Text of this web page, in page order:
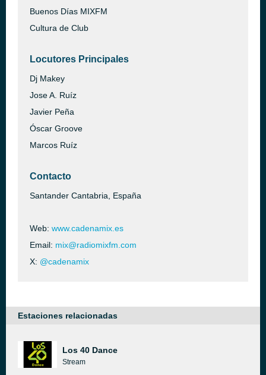
Buenos Días MIXFM
Cultura de Club
Locutores Principales
Dj Makey
Jose A. Ruíz
Javier Peña
Óscar Groove
Marcos Ruíz
Contacto
Santander Cantabria, España
Web: www.cadenamix.es
Email: mix@radiomixfm.com
X: @cadenamix
Estaciones relacionadas
Los 40 Dance
Stream